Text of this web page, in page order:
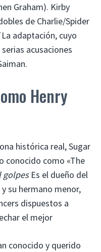
Graham). Kirby
de Charlie/Spider
La adaptación, cuyo
acusaciones
Henry
histórica real, Sugar
conocido como «The
golpesEs el dueño del
su hermano menor,
dispuestos a
el mejor
conocido y querido